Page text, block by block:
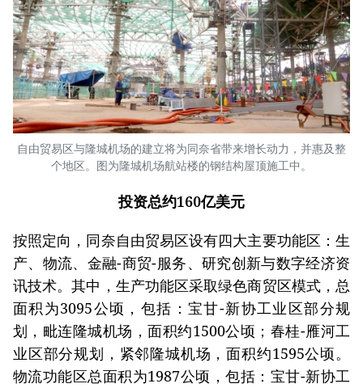
自由贸易区与隆城机场的建立将为同奈省带来增长动力，并惠及整
个地区。图为隆城机场航站楼的钢结构屋顶施工中。
投资总约160亿美元
按照定向，同奈自由贸易区设有四大主要功能区：生
产、物流、金融-商贸-服务、研究创新与数字经济资
讯技术。其中，生产功能区采取绿色商贸区模式，总
面积为3095公顷，包括：宝甘-新协工业区部分规
划，毗连隆城机场，面积约1500公顷；春桂-雁河工
业区部分规划，紧邻隆城机场，面积约1595公顷。
物流功能区总面积为1987公顷，包括：宝甘-新协工